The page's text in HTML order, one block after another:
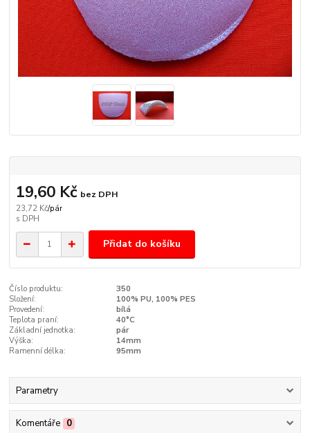
23,72 Kč/pár
19,60 Kč bez DPH
Přidat do košíku
Číslo produktu:
350
Složení:
100% PU, 100% PES
Provedení:
bílá
Teplota praní:
40°C
Základní jednotka:
pár
Výška:
14mm
Ramenní délka:
95mm
Parametry
Komentáře 0